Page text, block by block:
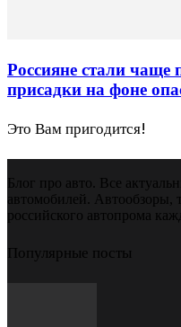
Россияне стали чаще
присадки на фоне
Это Вам пригодится!
Блог про авто. Все
автомобилей. Автообзоры,
российского автопрома
Популярные посты